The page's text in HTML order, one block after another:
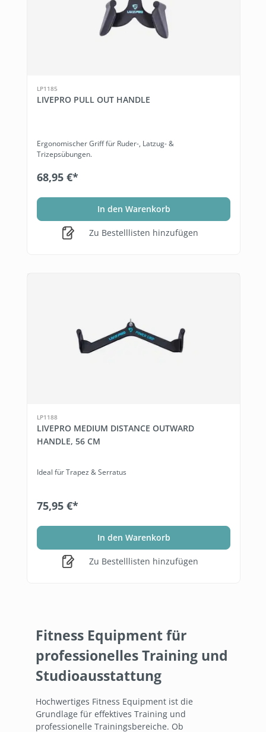
LP1185
LIVEPRO PULL OUT HANDLE
Ergonomischer Griff für Ruder-, Latzug- &
Trizepsübungen.
68,95 €*
In den Warenkorb
Zu Bestelllisten hinzufügen
LP1188
LIVEPRO MEDIUM DISTANCE OUTWARD
HANDLE, 56 CM
Ideal für Trapez & Serratus
75,95 €*
In den Warenkorb
Zu Bestelllisten hinzufügen
Fitness Equipment für
professionelles Training und
Studioausstattung
Hochwertiges Fitness Equipment ist die
Grundlage für effektives Training und
professionelle Trainingsbereiche. Ob